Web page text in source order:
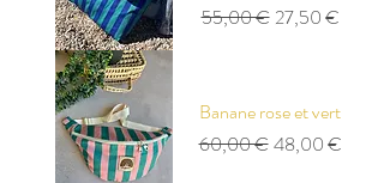
Prix original
55,00 € Prix
27,50 €
Banane rose et vert
Prix original
60,00 €Prix
48,00 €